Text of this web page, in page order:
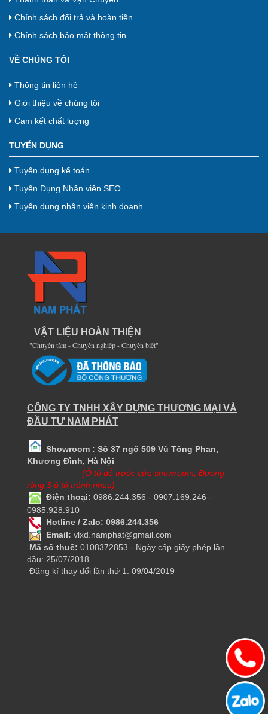
Chính sách đổi trả và hoàn tiền
Chính sách bảo mật thông tin
VỀ CHÚNG TÔI
Thông tin liên hệ
Giới thiệu về chúng tôi
Cam kết chất lượng
TUYỂN DỤNG
Tuyển dụng kế toán
Tuyển Dụng Nhân viên SEO
Tuyển dụng nhân viên kinh doanh
VẬT LIỆU HOÀN THIỆN
"Chuyên tâm - Chuyên nghiệp - Chuyên biệt"
CÔNG TY TNHH XÂY DỰNG THƯƠNG MẠI VÀ
ĐẦU TƯ NAM PHÁT
Showroom : Số 37 ngõ 509 Vũ Tông Phan,
Khương Đình, Hà Nội
(Ô tô đỗ trước cửa showroom, Đường
rộng 3 ô tô tránh nhau)
Điện thoại: 0986.244.356 - 0907.169.246 -
0985.928.910
Hotline / Zalo: 0986.244.356
Email: vlxd.namphat@gmail.com
Mã số thuế: 0108372853 - Ngày cấp giấy phép lần
đầu: 25/07/2018
Đăng kí thay đổi lần thứ 1: 09/04/2019